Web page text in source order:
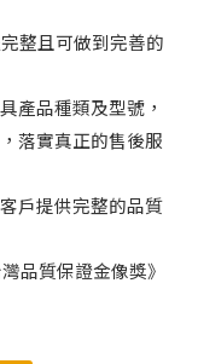
整且可做到完善的
產品種類及型號，
落實真正的售後服
戶提供完整的品質
品質保證金像獎》